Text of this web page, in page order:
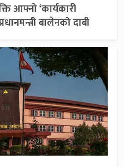
आफ्नो ‘कार्यकारी
बालेनको दाबी